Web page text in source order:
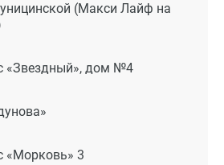
(Макси Лайф на
«Звездный», дом №4
«Морковь» 3